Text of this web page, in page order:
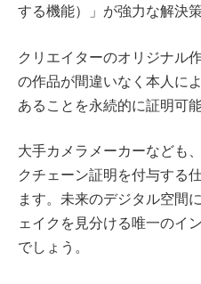
する機能）」が強力な解決
クリエイターのオリジナル
の作品が間違いなく本人に
あることを永続的に証明可能
大手カメラメーカーなども
クチェーン証明を付与する
ます。未来のデジタル空間
ェイクを見分ける唯一のイ
でしょう。